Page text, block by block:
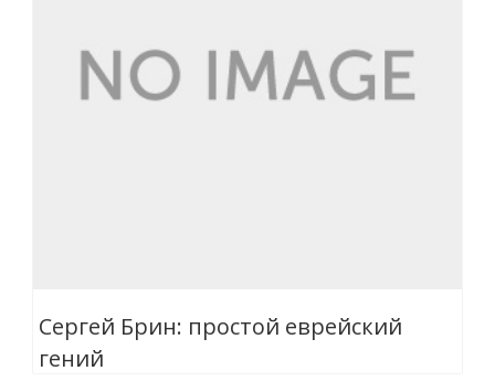
Сергей Брин: простой еврейский
гений